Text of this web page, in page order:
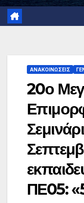
ΑΝΑΚΟΙΝΏΣΕΙΣ
20ο
ΠΕ05: